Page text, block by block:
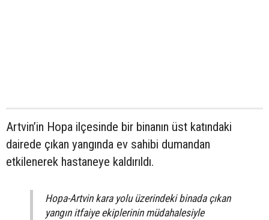
Artvin’in Hopa ilçesinde bir binanın üst katındaki
dairede çıkan yangında ev sahibi dumandan
etkilenerek hastaneye kaldırıldı.
Hopa-Artvin kara yolu üzerindeki binada çıkan
yangın itfaiye ekiplerinin müdahalesiyle